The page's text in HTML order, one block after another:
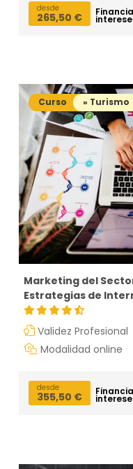
desde
265,50 €
Curso » Turismo
Marketing del
Estrategias de
Validez Profesional
Modalidad online
desde
355,50 €